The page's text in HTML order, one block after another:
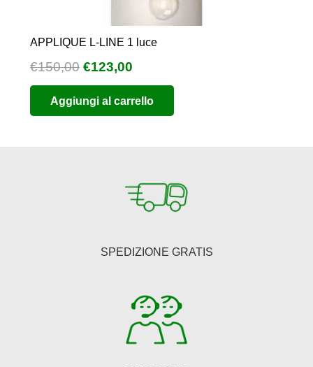
APPLIQUE L-LINE 1 luce
€150,00 Il
prezzo
originale
era:
€123,00
prezzo
attuale
è:
Aggiungi al carrello
SPEDIZIONE GRATIS